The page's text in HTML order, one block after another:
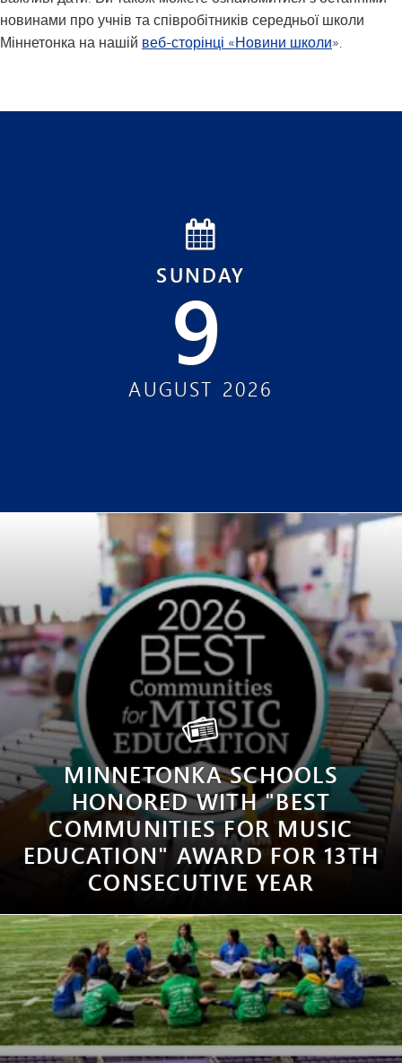
новинами про учнів та співробітників середньої школи
Міннетонка на нашій веб-сторінці «Новини школи».
SUNDAY
9
AUGUST 2026
MINNETONKA SCHOOLS
HONORED WITH "BEST
COMMUNITIES FOR MUSIC
EDUCATION" AWARD FOR 13TH
CONSECUTIVE YEAR